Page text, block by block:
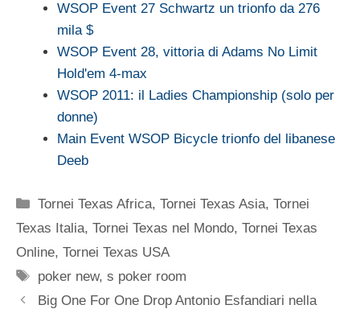
WSOP Event 27 Schwartz un trionfo da 276
mila $
WSOP Event 28, vittoria di Adams No Limit
Hold'em 4-max
WSOP 2011: il Ladies Championship (solo per
donne)
Main Event WSOP Bicycle trionfo del libanese
Deeb
Categorie
Tornei Texas Africa,Tornei Texas Asia,Tornei
Texas Italia, Tornei Texas nel Mondo, Tornei Texas
Online, Tornei Texas USA
Tag
poker new,s poker room
Big One For One Drop Antonio Esfandiari nella